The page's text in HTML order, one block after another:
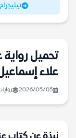
تيليجرام
تحميل
علاء
2026/05/05